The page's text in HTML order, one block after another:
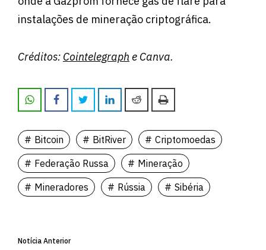
instalações de mineração criptográfica.
Créditos: Cointelegraph e Canva.
Bitcoin BitRiver
Criptomoedas
Federação Russa
Mineração
Mineradores
Rússia Sibéria
Notícia Anterior